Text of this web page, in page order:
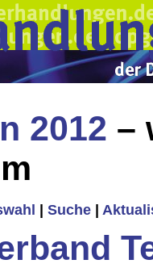
2012 –
Suche